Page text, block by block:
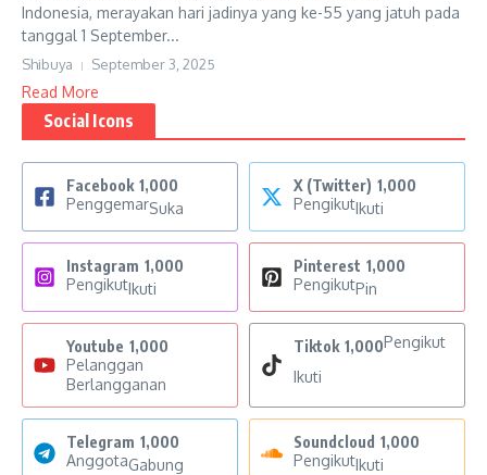
Indonesia, merayakan hari jadinya yang ke-55 yang jatuh pada
tanggal 1 September...
Shibuya September 3, 2025
Read More
Social Icons
Facebook 1,000
PenggemarSuka
X (Twitter) 1,000
PengikutIkuti
Instagram 1,000
PengikutIkuti
Pinterest 1,000
PengikutPin
Youtube 1,000
Pelanggan
Berlangganan
Tiktok 1,000Pengikut
Ikuti
Telegram 1,000
AnggotaGabung
Soundcloud 1,000
PengikutIkuti